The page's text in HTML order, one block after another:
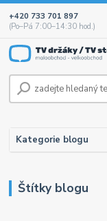
+420 733 701 897
(Po–Pá 7:00–14:30 hod.)
Kategorie blogu
Štítky blogu